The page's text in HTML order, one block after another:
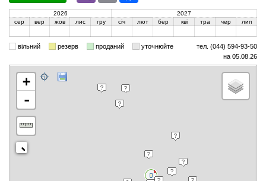
2026
2027
сер
вер жов лис гру січ лют бер кві тра чер лип
вільний резерв проданий уточнюйте
тел. (044) 594-93-50
на 05.08.26
+
-